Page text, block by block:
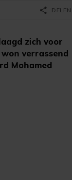
zich voor
verrassend
Mohamed
share DELEN